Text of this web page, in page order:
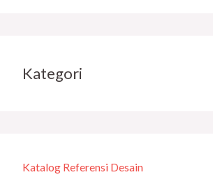
Kategori
Katalog Referensi Desain